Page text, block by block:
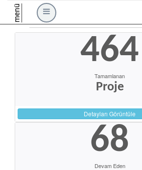
menü
464
Tamamlanan
Proje
Detayları Görüntüle
68
Devam Eden